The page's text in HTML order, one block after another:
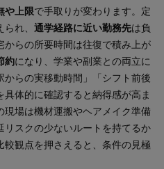
や上限で手取りが変わります。定
れ、 通学経路に近い勤務先は負
らの所要時間は往復で積み上が
約になり、学業や副業との両立に
らの実移動時間」「シフト前後
体的に確認すると納得感が高ま
現場は機材運搬やヘアメイク準備
リスクの少ないルートを持てるか
較観点を押さえると、条件の見極